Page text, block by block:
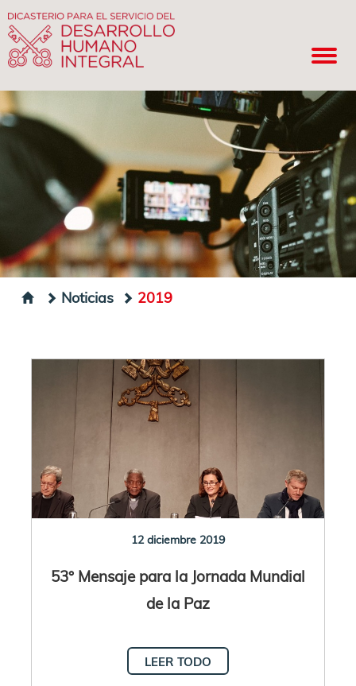
Noticias 2019
12 diciembre 2019
53° Mensaje para la Jornada Mundial
de la Paz
LEER TODO